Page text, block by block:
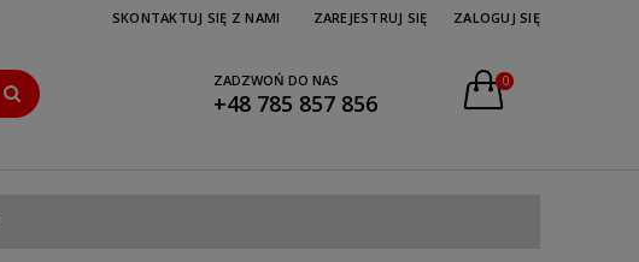
ZAREJESTRUJ SIĘ ZALOGUJ SIĘ
SKONTAKTUJ SIĘ Z NAMI
ZADZWOŃ DO NAS
+48 785 857 856
0